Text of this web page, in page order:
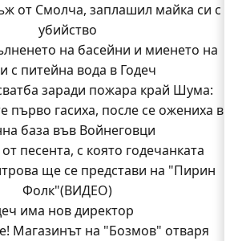
от Смолча, заплашил майка си с
убийство
на басейни и миенето на
с питейна вода в Годеч
заради пожара край Шума:
първо гасиха, после се ожениха в
база във Войнеговци
песента, с която годечанката
ще се представи на "Пирин
Фолк"(ВИДЕО)
има нов директор
Магазинът на "Бозмов" отваря